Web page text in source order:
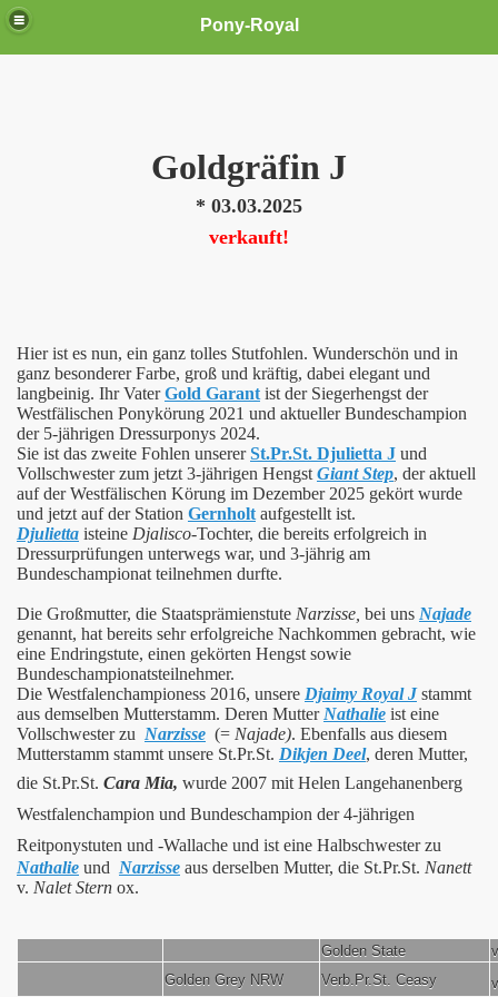
Pony-Royal
Goldgräfin J
* 03.03.2025
verkauft!
Hier ist es nun, ein ganz tolles Stutfohlen. Wunderschön und in
ganz besonderer Farbe, groß und kräftig, dabei elegant und
langbeinig. Ihr VaterGold Garant ist der Siegerhengst der
Westfälischen Ponykörung 2021 und aktueller Bundeschampion
der 5-jährigen Dressurponys 2024.
Sie ist das zweite Fohlen unsererSt.Pr.St. Djulietta J und
Vollschwester zum jetzt 3-jährigen Hengst Giant Step, der aktuell
auf der Westfälischen Körung im Dezember 2025 gekört wurde
und jetzt auf der Station Gernholt aufgestellt ist.
Djulietta isteine Djalisco-Tochter, die bereits erfolgreich in
Dressurprüfungen unterwegs war, und 3-jährig am
Bundeschampionat teilnehmen durfte.
Die Großmutter, die Staatsprämienstute Narzisse, bei uns Najade
genannt, hat bereits sehr erfolgreiche Nachkommen gebracht, wie
eine Endringstute, einen gekörten Hengst sowie
Bundeschampionatsteilnehmer.
Die Westfalenchampioness 2016, unsere Djaimy Royal Jstammt
aus demselben Mutterstamm. Deren Mutter Nathalie ist eine
Vollschwester zu Narzisse (= Najade). Ebenfalls aus diesem
Mutterstamm stammt unsere St.Pr.St. Dikjen Deel, deren Mutter,
die St.Pr.St. Cara Mia, wurde 2007 mit Helen Langehanenberg
Westfalenchampion und Bundeschampion der 4-jährigen
Reitponystuten und -Wallache und ist eine Halbschwester zu
Nathalie und Narzisse aus derselben Mutter, die St.Pr.St. Nanett
v. Nalet Stern ox.
Golden State
Golden Grey NRW
Verb.Pr.St. Ceasy